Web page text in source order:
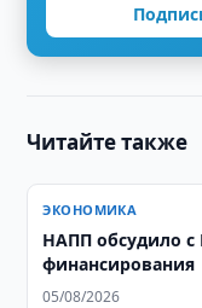
Читайте также
ЭКОНОМИКА
НАПП обсудило с
финансирования
05/08/2026